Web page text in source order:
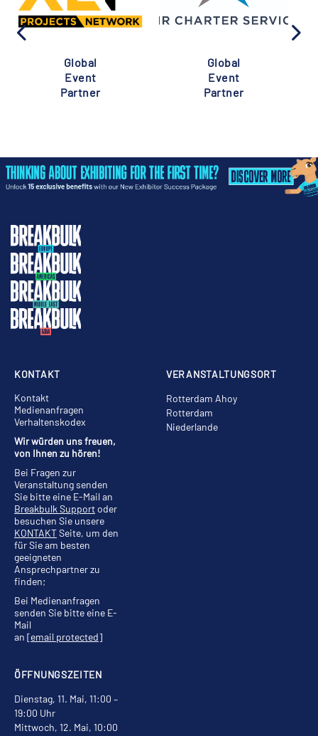
Global
Event
Partner
Global
Event
Partner
VERANSTALTUNGSORT
Rotterdam Ahoy
Rotterdam
Niederlande
ÖFFNUNGSZEITEN
Dienstag, 11. Mai, 11:00 –
19:00 Uhr
Mittwoch, 12. Mai, 10:00
KONTAKT
Kontakt
Medienanfragen
Verhaltenskodex
Wir würden uns freuen,
von Ihnen zu hören!
Bei Fragen zur
Veranstaltung senden
Sie bitte eine E-Mail an
Breakbulk Supportoder
besuchen Sie unsere
KONTAKTSeite, um den
für Sie am besten
geeigneten
Ansprechpartner zu
finden;
Bei Medienanfragen
senden Sie bitte eine E-
Mail
an [email protected]